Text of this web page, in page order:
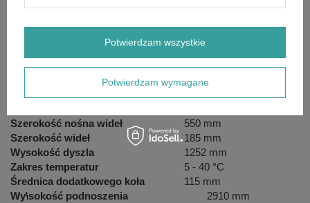
Model
Ameise® PSE 1.0 ZT
Powierzchnia dyszla
powlekana proszkowo
Prędkość opuszczania z ładunkiem 0,11 / 0,11 m/s
Szerokość nośna wideł
550 mm
Szerokość wideł
185 mm
Wysokość dyszla
1252 mm
Zakres temperatur
5 - 40 °C
Średnica dodatkowego koła
115 mm
Wy\sokość podnoszenia
2910 mm
Potwierdzam wymagane
Potwierdzam wszystkie